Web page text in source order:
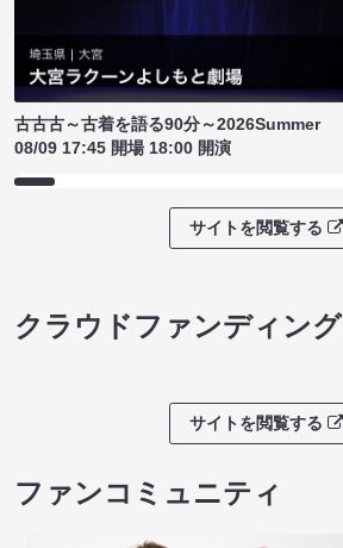
古古古～古着を語る90分～2026Summer
08/09 17:45 開場 18:00 開演
サイトを閲覧する
クラウドファンディング
サイトを閲覧する
ファンコミュニティ